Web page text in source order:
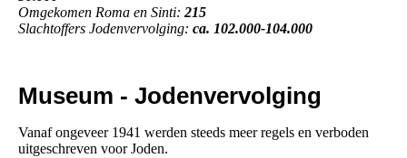
Omgekomen Roma en Sinti: 215
Slachtoffers Jodenvervolging: ca. 102.000-104.000
Museum - Jodenvervolging
Vanaf ongeveer 1941 werden steeds meer regels en verboden
uitgeschreven voor Joden.